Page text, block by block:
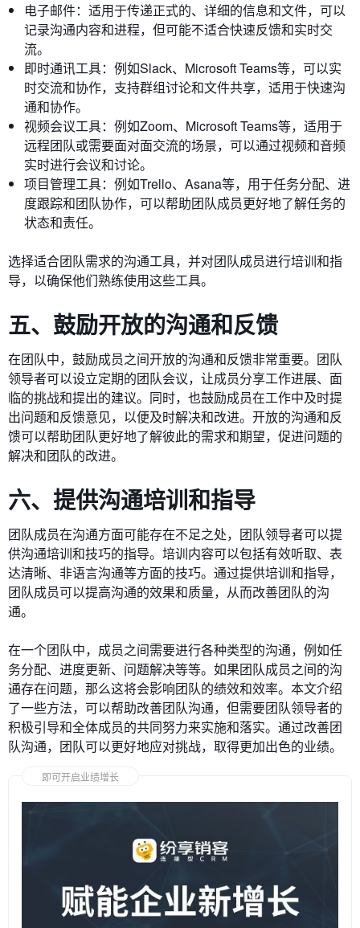
电子邮件：适用于传递正式的、详细的信息和文件，可以
记录沟通内容和进程，但可能不适合快速反馈和实时交
流。
即时通讯工具：例如Slack、Microsoft Teams等，可以实
时交流和协作，支持群组讨论和文件共享，适用于快速沟
通和协作。
视频会议工具：例如Zoom、Microsoft Teams等，适用于
远程团队或需要面对面交流的场景，可以通过视频和音频
实时进行会议和讨论。
项目管理工具：例如Trello、Asana等，用于任务分配、进
度跟踪和团队协作，可以帮助团队成员更好地了解任务的
状态和责任。
选择适合团队需求的沟通工具，并对团队成员进行培训和指
导，以确保他们熟练使用这些工具。
五、鼓励开放的沟通和反馈
在团队中，鼓励成员之间开放的沟通和反馈非常重要。团队
领导者可以设立定期的团队会议，让成员分享工作进展、面
临的挑战和提出的建议。同时，也鼓励成员在工作中及时提
出问题和反馈意见，以便及时解决和改进。开放的沟通和反
馈可以帮助团队更好地了解彼此的需求和期望，促进问题的
解决和团队的改进。
六、提供沟通培训和指导
团队成员在沟通方面可能存在不足之处，团队领导者可以提
供沟通培训和技巧的指导。培训内容可以包括有效听取、表
达清晰、非语言沟通等方面的技巧。通过提供培训和指导，
团队成员可以提高沟通的效果和质量，从而改善团队的沟
通。
在一个团队中，成员之间需要进行各种类型的沟通，例如任
务分配、进度更新、问题解决等等。如果团队成员之间的沟
通存在问题，那么这将会影响团队的绩效和效率。本文介绍
了一些方法，可以帮助改善团队沟通，但需要团队领导者的
积极引导和全体成员的共同努力来实施和落实。通过改善团
队沟通，团队可以更好地应对挑战，取得更加出色的业绩。
即可开启业绩增长